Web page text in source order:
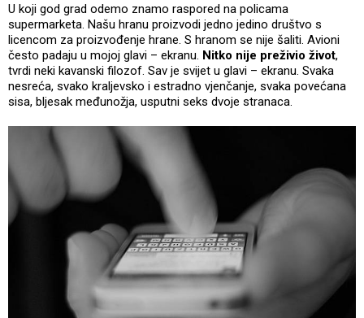
U koji god grad odemo znamo raspored na policama
supermarketa. Našu hranu proizvodi jedno jedino društvo s
licencom za proizvođenje hrane. S hranom se nije šaliti. Avioni
često padaju u mojoj glavi – ekranu. Nitko nije preživio život,
tvrdi neki kavanski filozof. Sav je svijet u glavi – ekranu. Svaka
nesreća, svako kraljevsko i estradno vjenčanje, svaka povećana
sisa, bljesak međunožja, usputni seks dvoje stranaca.